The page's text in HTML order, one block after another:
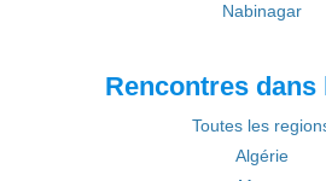
Nabinagar
Rencontres dans
Toutes les
Algérie